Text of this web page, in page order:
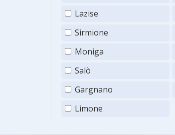
Lazise
Sirmione
Moniga
Salò
Gargnano
Limone